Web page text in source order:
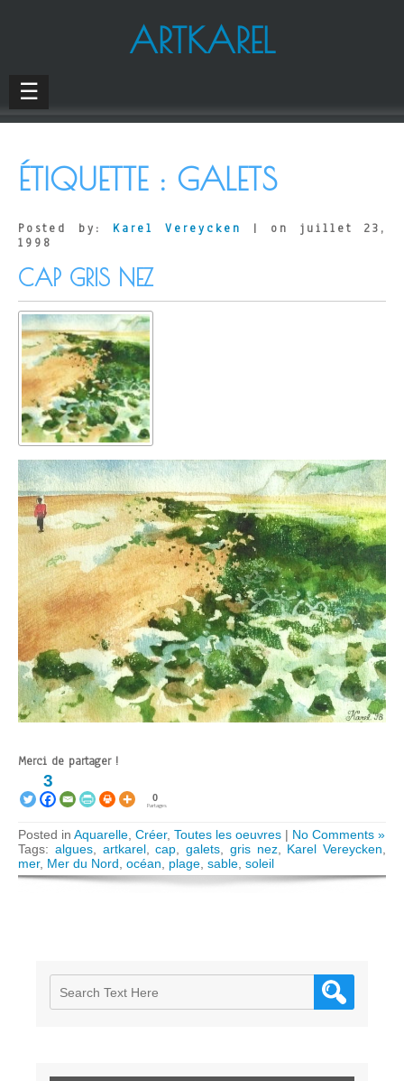
ARTKAREL
☰
ÉTIQUETTE : GALETS
Posted by: Karel Vereycken
| on juillet 23,
1998
CAP GRIS NEZ
Merci de partager !
3
0
Partages
Posted in Aquarelle Créer, Toutes les oeuvres | No Comments »
Tags: algues, artkarel,cap galets gris nez, Karel Vereycken
mer, Mer du Nord océan plage sable soleil